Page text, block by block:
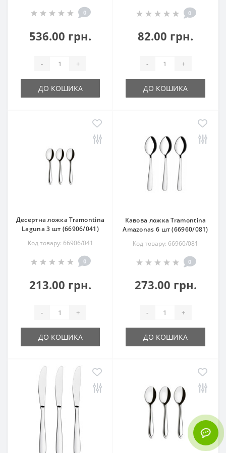
0
536.00 грн.
- +
ДО КОШИКА
0
82.00 грн.
- +
ДО КОШИКА
Десертна ложка Tramontina
Laguna 3 шт (66906/041)
Код товару: 66906/041
0
213.00 грн.
- +
ДО КОШИКА
Кавова ложка Tramontina
Amazonas 6 шт (66960/081)
Код товару: 66960/081
0
273.00 грн.
- +
ДО КОШИКА